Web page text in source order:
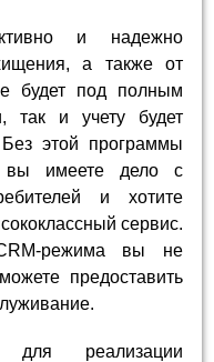
и надежно
а также от
будет под полным
так и учету будет
этой программы
вы имеете дело с
и хотите
сервис.
режима вы не
предоставить
для реализации